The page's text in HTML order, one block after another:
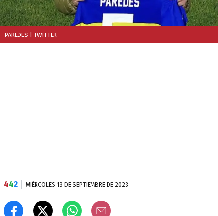
PAREDES | TWITTER
442 MIÉRCOLES 13 DE SEPTIEMBRE DE 2023